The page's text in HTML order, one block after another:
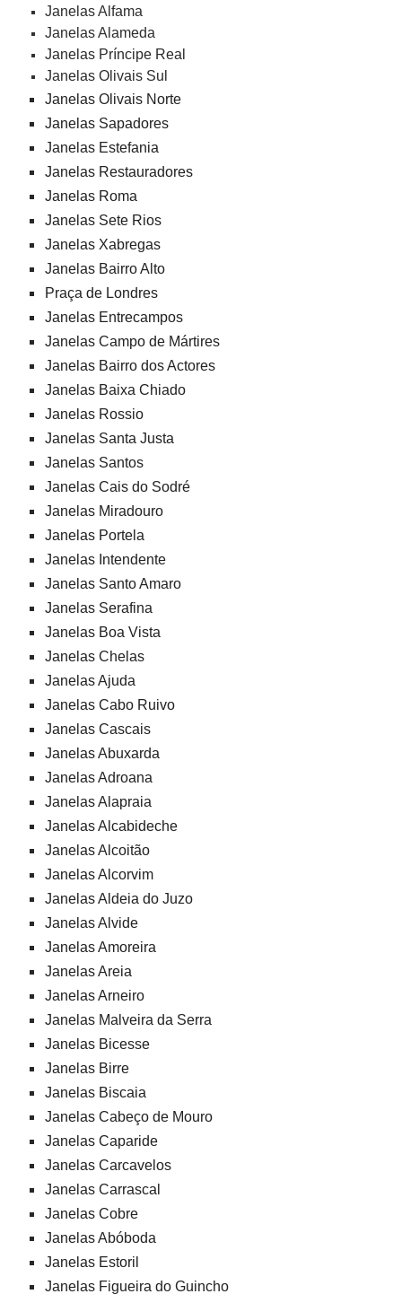
Janelas Alfama
Janelas Alameda
Janelas Príncipe Real
Janelas Olivais Sul
Janelas Olivais Norte
Janelas Sapadores
Janelas Estefania
Janelas Restauradores
Janelas Roma
Janelas Sete Rios
Janelas Xabregas
Janelas Bairro Alto
Praça de Londres
Janelas Entrecampos
Janelas Campo de Mártires
Janelas Bairro dos Actores
Janelas Baixa Chiado
Janelas Rossio
Janelas Santa Justa
Janelas Santos
Janelas Cais do Sodré
Janelas Miradouro
Janelas Portela
Janelas Intendente
Janelas Santo Amaro
Janelas Serafina
Janelas Boa Vista
Janelas Chelas
Janelas Ajuda
Janelas Cabo Ruivo
Janelas Cascais
Janelas Abuxarda
Janelas Adroana
Janelas Alapraia
Janelas Alcabideche
Janelas Alcoitão
Janelas Alcorvim
Janelas Aldeia do Juzo
Janelas Alvide
Janelas Amoreira
Janelas Areia
Janelas Arneiro
Janelas Malveira da Serra
Janelas Bicesse
Janelas Birre
Janelas Biscaia
Janelas Cabeço de Mouro
Janelas Caparide
Janelas Carcavelos
Janelas Carrascal
Janelas Cobre
Janelas Abóboda
Janelas Estoril
Janelas Figueira do Guincho